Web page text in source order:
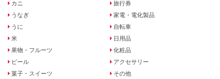
カニ
うなぎ
うに
米
果物・フルーツ
ビール
菓子・スイーツ
旅行券
家電・電化製品
自転車
日用品
化粧品
アクセサリー
その他